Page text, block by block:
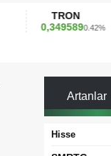
TRON
0,3495890.42%
Artanlar
Hisse